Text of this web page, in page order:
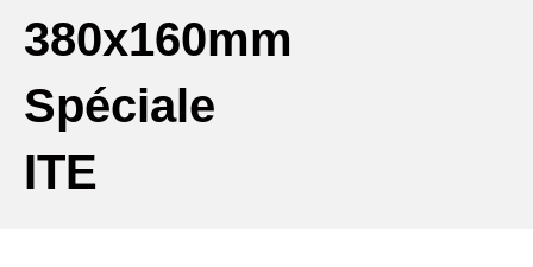
380x160mm
Spéciale
ITE